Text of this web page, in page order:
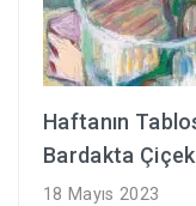
Haftanın
Bardakta Çiçek
18 Mayıs 2023